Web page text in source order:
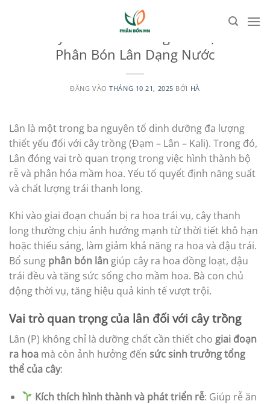
UNCATEGORIZED
Xử Lý Hoa Thanh Long Trái Vụ Với
Phân Bón Lân Dạng Nước
ĐĂNG VÀOTHÁNG 10 21, 2025 BỞI HÀ
Lân là một trong ba nguyên tố dinh dưỡng đa lượng
thiết yếu đối với cây trồng (Đạm – Lân – Kali). Trong đó,
Lân đóng vai trò quan trọng trong việc hình thành bộ
rễ và phân hóa mầm hoa. Yếu tố quyết định năng suất
và chất lượng trái thanh long.
Khi vào giai đoạn chuẩn bị ra hoa trái vụ, cây thanh
long thường chịu ảnh hưởng mạnh từ thời tiết khô hạn
hoặc thiếu sáng, làm giảm khả năng ra hoa và đậu trái.
Bổ sung phân bón lân giúp cây ra hoa đồng loạt, đậu
trái đều và tăng sức sống cho mầm hoa. Bà con chủ
động thời vụ, tăng hiệu quả kinh tế vượt trội.
Vai trò quan trọng của lân đối với cây trồng
Lân (P) không chỉ là dưỡng chất cần thiết cho giai đoạn
ra hoa mà còn ảnh hưởng đến sức sinh trưởng tổng
thể của cây:
Kích thích hình thành và phát triển rễ: Giúp rễ ăn